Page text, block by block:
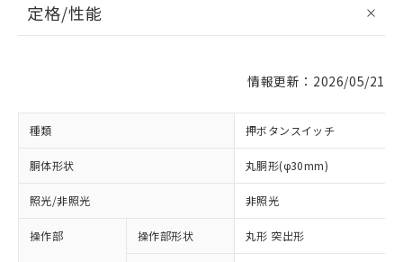
定格/性能
情報更新：2026/05/21
種類 押ボタンスイッチ
胴体形状 丸胴形(φ30mm)
照光/非照光 非照光
操作部 操作部形状 丸形 突出形